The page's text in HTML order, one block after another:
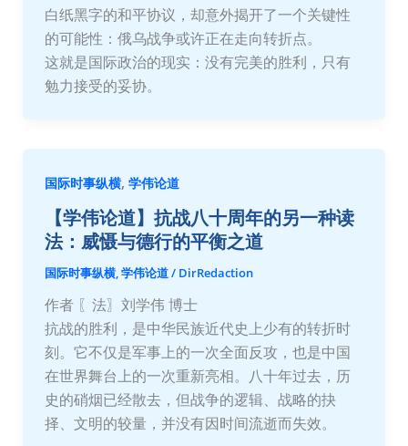
白纸黑字的和平协议，却意外揭开了一个关键性
的可能性：俄乌战争或许正在走向转折点。
这就是国际政治的现实：没有完美的胜利，只有
勉力接受的妥协。
国际时事纵横, 学伟论道
【学伟论道】抗战八十周年的另一种读
法：威慑与德行的平衡之道
国际时事纵横,学伟论道/ DirRedaction
作者 〖法〗刘学伟 博士
抗战的胜利，是中华民族近代史上少有的转折时
刻。它不仅是军事上的一次全面反攻，也是中国
在世界舞台上的一次重新亮相。八十年过去，历
史的硝烟已经散去，但战争的逻辑、战略的抉
择、文明的较量，并没有因时间流逝而失效。